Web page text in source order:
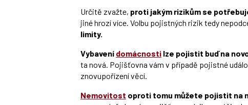
Určitě zvažte, proti jakým rizikům se
jiné hrozí více. Volbu pojistných rizik tedy
limity.
Vybavení domácnosti lze pojistit buď na
ta nová. Pojišťovna vám v případě pojistné
znovupořízení věcí.
Nemovitost oproti tomu můžete pojistit na